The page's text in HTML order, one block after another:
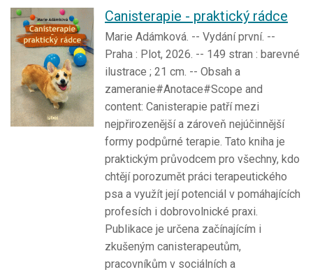
Canisterapie - praktický rádce
Marie Adámková. -- Vydání první. --
Praha : Plot, 2026. -- 149 stran : barevné
ilustrace ; 21 cm. -- Obsah a
zameranie#Anotace#Scope and
content: Canisterapie patří mezi
nejpřirozenější a zároveň nejúčinnější
formy podpůrné terapie. Tato kniha je
praktickým průvodcem pro všechny, kdo
chtějí porozumět práci terapeutického
psa a využít její potenciál v pomáhajících
profesích i dobrovolnické praxi.
Publikace je určena začínajícím i
zkušeným canisterapeutům,
pracovníkům v sociálních a